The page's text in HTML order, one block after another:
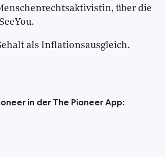
über die
als Inflationsausgleich.
in der The Pioneer App: